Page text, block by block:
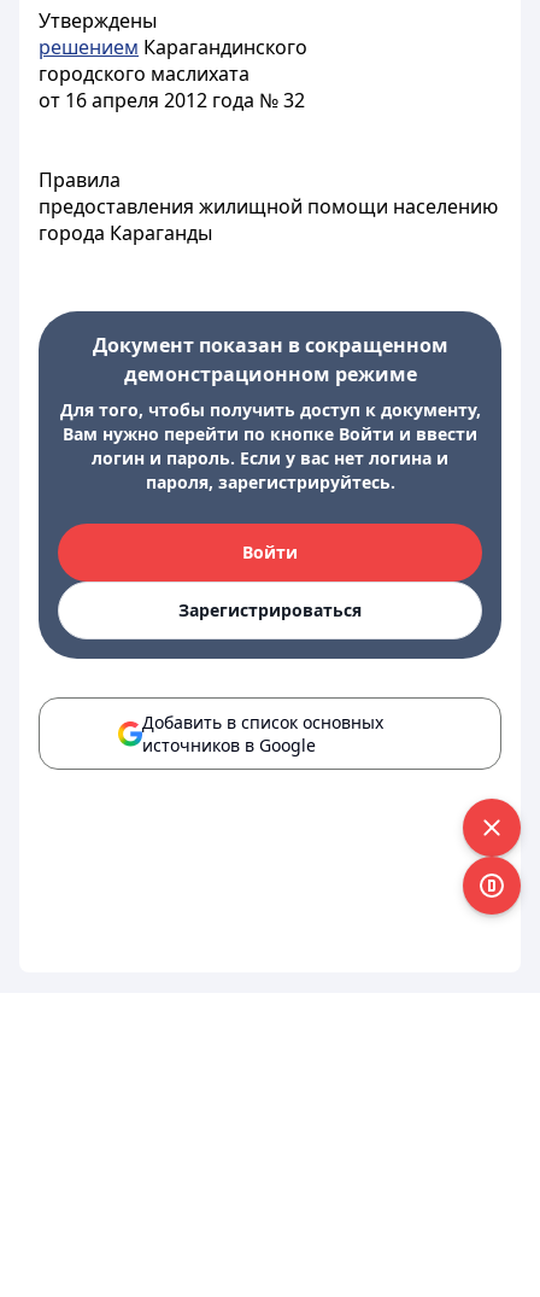
Утверждены
решением Карагандинского
городского маслихата
от 16 апреля 2012 года № 32
Правила
предоставления жилищной помощи населению
города Караганды
Документ показан в сокращенном
демонстрационном режиме
Для того, чтобы получить доступ к документу,
Вам нужно перейти по кнопке Войти и ввести
логин и пароль. Если у вас нет логина и
пароля, зарегистрируйтесь.
Войти
Зарегистрироваться
Добавить в список основных
источников в Google